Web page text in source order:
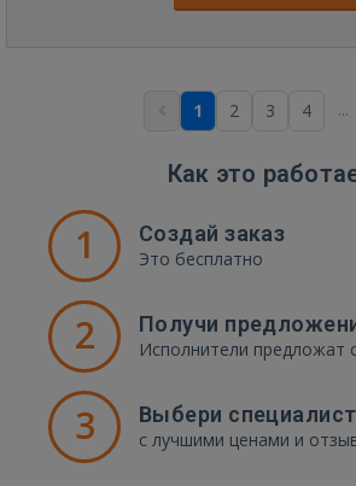
1 2 3 4 ...
Как это
1 Создай заказ
Это бесплатно
2 Получи
Исполнители предложат
3 Выбери
с лучшими ценами и